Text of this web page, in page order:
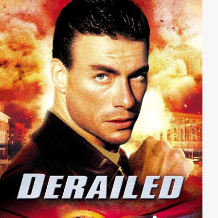
acht Meter langen Krokodilmutter gerechnet, die
rasend vor Zorn und Schmerz ihr letztes Kind sucht.
Als sich die Gruppe am nächsten Tag im Sumpf
verläuft, beginnt der Horror...